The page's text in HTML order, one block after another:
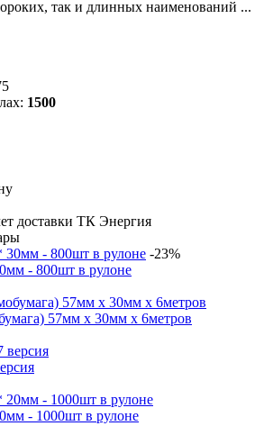
так и длинных наименований ...
1500
доставки ТК Энергия
-23%
- 800шт в рулоне
57мм x 30мм х 6метров
- 1000шт в рулоне